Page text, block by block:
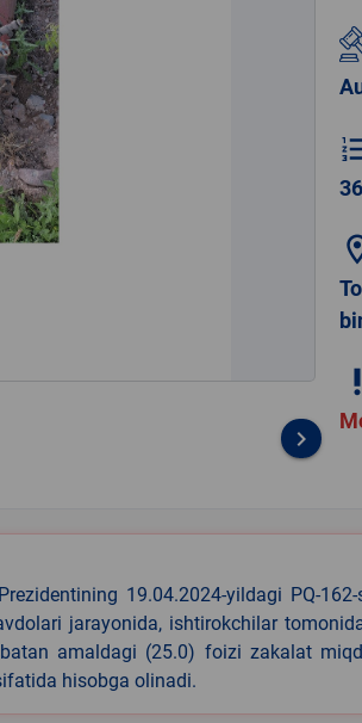
keyboard_arrow_right
priority_high
19.04.2024-yildagi PQ-
jarayonida, ishtirokchilar
amaldagi (25.0) foizi zakalat
hisobga olinadi.